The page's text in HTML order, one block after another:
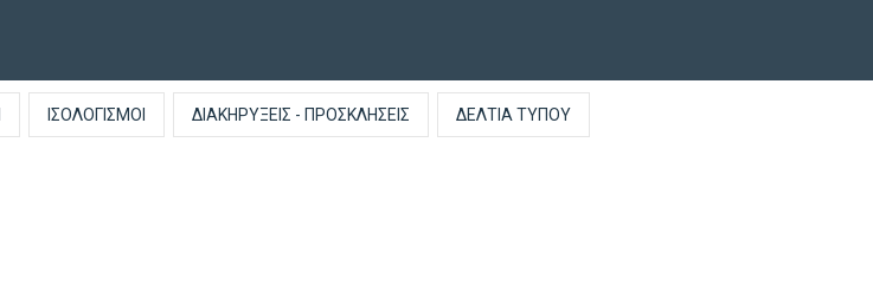
ΙΣΟΛΟΓΙΣΜΟΊ ΔΙΑΚΗΡΎΞΕΙΣ - ΠΡΟΣΚΛΉΣΕΙΣ
ΔΕΛΤΊΑ ΤΎΠΟΥ